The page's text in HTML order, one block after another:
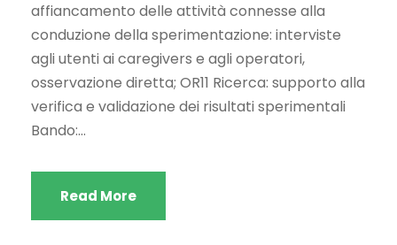
affiancamento delle attività connesse alla
conduzione della sperimentazione: interviste
agli utenti ai caregivers e agli operatori,
osservazione diretta; OR11 Ricerca: supporto alla
verifica e validazione dei risultati sperimentali
Bando:...
Read More